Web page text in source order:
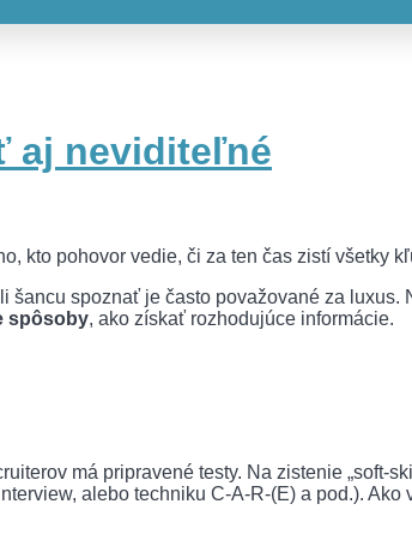
aj neviditeľné
kto pohovor vedie, či za ten čas zistí všetky
spoznať je často považované za
spôsoby, ako získať rozhodujúce informácie.
má pripravené testy. Na zistenie „soft-
alebo techniku C-A-R-(E) a pod.).